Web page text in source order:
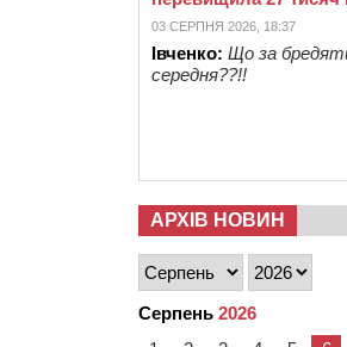
03 СЕРПНЯ 2026, 18:37
Івченко: Що за
середня??!!
АРХІВ НОВИН
Серпень 2026